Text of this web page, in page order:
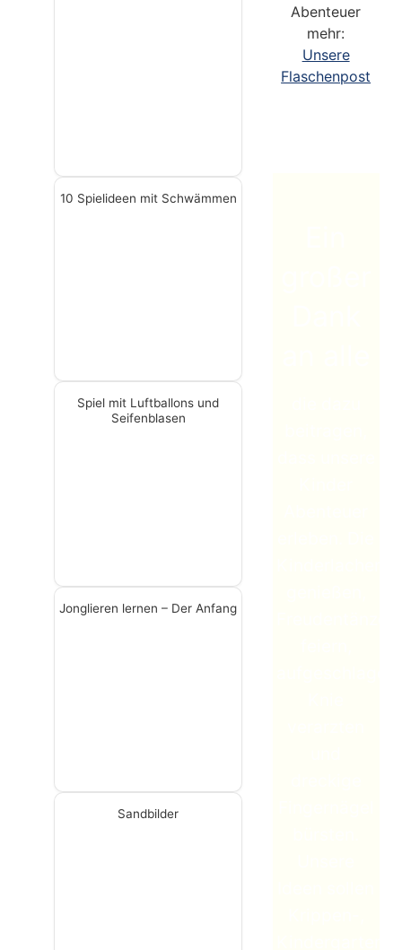
10 Spielideen mit Schwämmen
Spiel mit Luftballons und
Seifenblasen
Jonglieren lernen – Der Anfang
Sandbilder
Abenteuer
mehr:
Unsere
Flaschenpost